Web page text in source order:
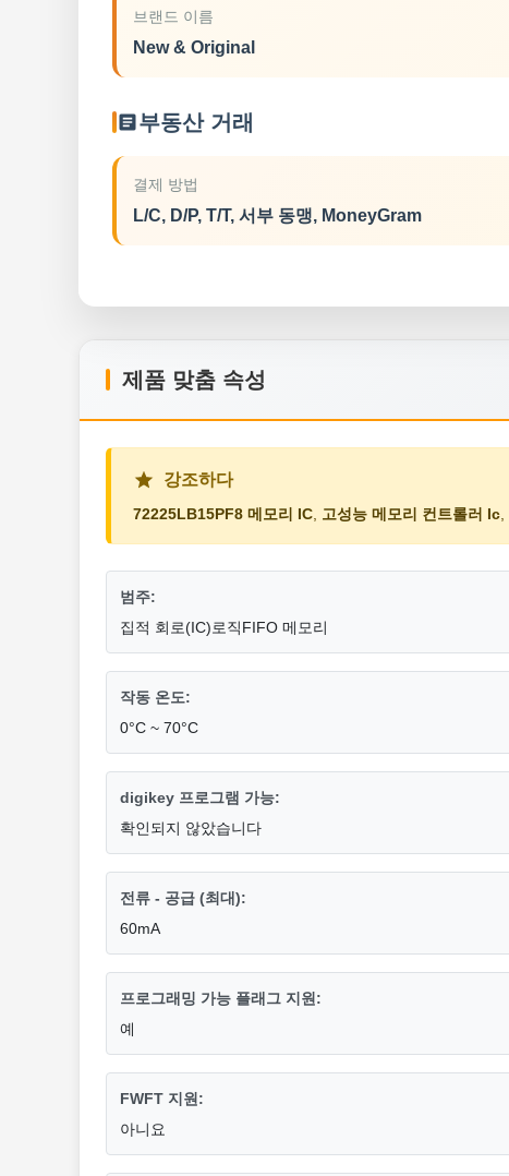
브랜드 이름
New & Original
부동산 거래
결제 방법
L/C, D/P, T/T, 서부 동맹, MoneyGram
제품 맞춤 속성
강조하다
72225LB15PF8 메모리 IC, 고성능 메모리 컨트롤러 Ic,
범주:
집적 회로(IC)로직FIFO 메모리
작동 온도:
0°C ~ 70°C
digikey 프로그램 가능:
확인되지 않았습니다
전류 - 공급 (최대):
60mA
프로그래밍 가능 플래그 지원:
예
FWFT 지원:
아니요